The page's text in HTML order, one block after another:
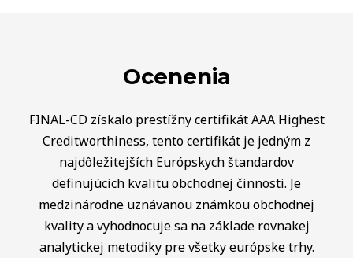
Ocenenia
FINAL-CD získalo prestížny certifikát AAA Highest
Creditworthiness, tento certifikát je jedným z
najdôležitejších Európskych štandardov
definujúcich kvalitu obchodnej činnosti. Je
medzinárodne uznávanou známkou obchodnej
kvality a vyhodnocuje sa na základe rovnakej
analytickej metodiky pre všetky európske trhy.